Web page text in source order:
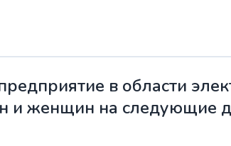
в области
и женщин на следующие